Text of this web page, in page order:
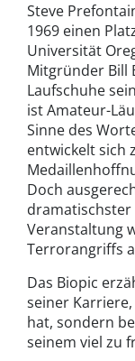
Steve
1969 einen
Universität
Mitgründer Bill
Laufschuhe
ist Amateur-
Sinne des
entwickelt sich
Doch
dramatischster
Veranstaltung
Terrorangriffs
Das Biopic
seiner
hat, sondern
seinem viel zu